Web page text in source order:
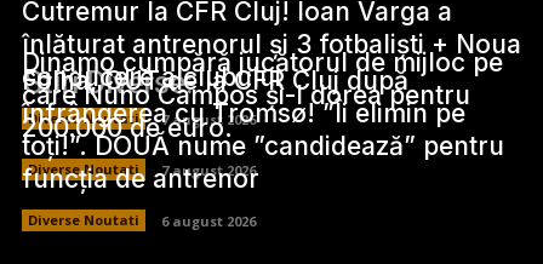
Stiri Diverse:
Cutremur la CFR Cluj! Ioan Varga a
înlăturat antrenorul și 3 fotbaliști + Noua
conducere a clubului
Diverse Noutati 7 august 2026
Dinamo cumpără jucătorul de mijloc pe
care Nuno Campos și-l dorea pentru
200.000 de euro.
Diverse Noutati 7 august 2026
Folha, OUT de la CFR Cluj după
înfrângerea cu Tromsø! ”Îi elimin pe
toți!”. DOUĂ nume ”candidează” pentru
funcția de antrenor
Diverse Noutati 6 august 2026